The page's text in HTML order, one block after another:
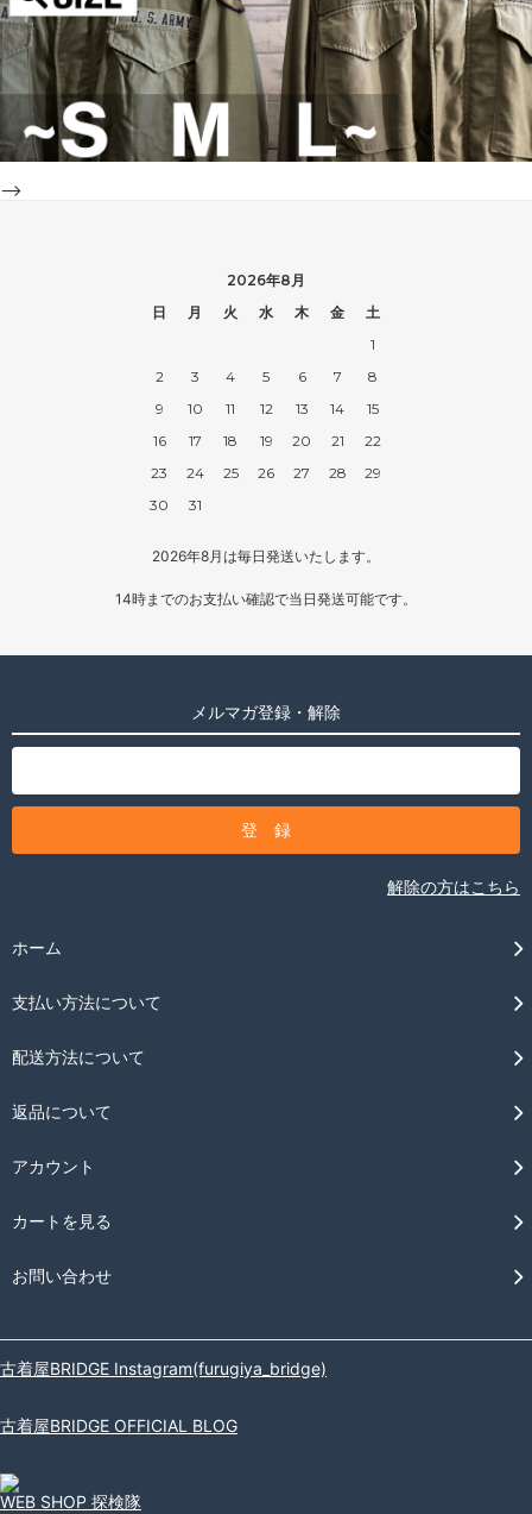
-->
2026年8月
日
月 火 水 木 金
土
1
2
3 4 5 6 7
8
9
10 11 12 13 14
15
16
17 18 19 20 21
22
23
24 25 26 27 28
29
30
31
2026年8月は毎日発送いたします。
14時までのお支払い確認で当日発送可能です。
メルマガ登録・解除
解除の方はこちら
ホーム
支払い方法について
配送方法について
返品について
アカウント
カートを見る
お問い合わせ
古着屋BRIDGE Instagram(furugiya_bridge)
古着屋BRIDGE OFFICIAL BLOG
WEB SHOP 探検隊